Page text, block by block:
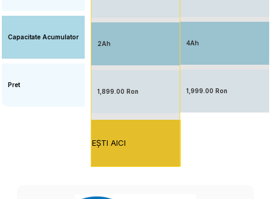
Capacitate Acumulator
Pret
2Ah
1,899.00 Ron
EŞTI AICI
4Ah
1,999.00 Ron